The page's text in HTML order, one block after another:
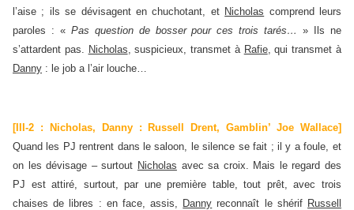
l’aise ; ils se dévisagent en chuchotant, et Nicholas comprend leurs
paroles : « Pas question de bosser pour ces trois tarés… » Ils ne
s’attardent pas. Nicholas, suspicieux, transmet à Rafie, qui transmet à
Danny : le job a l’air louche…
[III-2 : Nicholas, Danny : Russell Drent, Gamblin’ Joe Wallace]
Quand les PJ rentrent dans le saloon, le silence se fait ; il y a foule, et
on les dévisage – surtout Nicholas avec sa croix. Mais le regard des
PJ est attiré, surtout, par une première table, tout prêt, avec trois
chaises de libres : en face, assis, Danny reconnaît le shérif Russell